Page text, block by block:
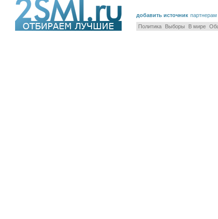
добавить источник партнерам
Политика
Выборы В мире